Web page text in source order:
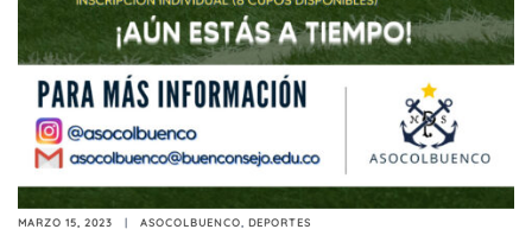
MARZO 15, 2023 ASOCOLBUENCO DEPORTES